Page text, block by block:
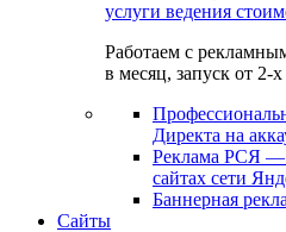
услуги ведения
Работаем с
в месяц, запуск от 2-
Директа на
Реклама РСЯ —
сайтах сети
Баннерная
Сайты